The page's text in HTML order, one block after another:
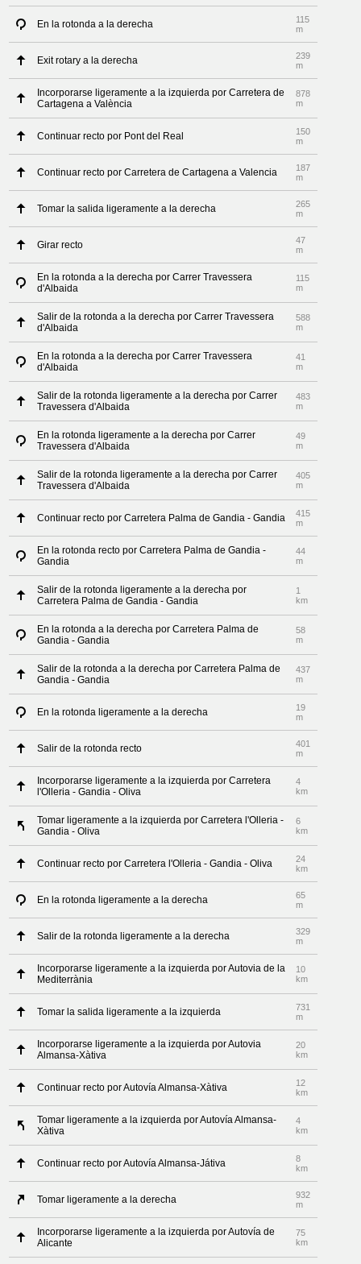
En la rotonda a la derecha
115
m
Exit rotary a la derecha
239
m
Incorporarse ligeramente a la izquierda por Carretera de
Cartagena a València
878
m
Continuar recto por Pont del Real
150
m
Continuar recto por Carretera de Cartagena a Valencia
187
m
Tomar la salida ligeramente a la derecha
265
m
Girar recto
47
m
En la rotonda a la derecha por Carrer Travessera
d'Albaida
115
m
Salir de la rotonda a la derecha por Carrer Travessera
d'Albaida
588
m
En la rotonda a la derecha por Carrer Travessera
d'Albaida
41
m
Salir de la rotonda ligeramente a la derecha por Carrer
Travessera d'Albaida
483
m
En la rotonda ligeramente a la derecha por Carrer
Travessera d'Albaida
49
m
Salir de la rotonda ligeramente a la derecha por Carrer
Travessera d'Albaida
405
m
Continuar recto por Carretera Palma de Gandia - Gandia
415
m
En la rotonda recto por Carretera Palma de Gandia -
Gandia
44
m
Salir de la rotonda ligeramente a la derecha por
Carretera Palma de Gandia - Gandia
1
km
En la rotonda a la derecha por Carretera Palma de
Gandia - Gandia
58
m
Salir de la rotonda a la derecha por Carretera Palma de
Gandia - Gandia
437
m
En la rotonda ligeramente a la derecha
19
m
Salir de la rotonda recto
401
m
Incorporarse ligeramente a la izquierda por Carretera
l'Olleria - Gandia - Oliva
4
km
Tomar ligeramente a la izquierda por Carretera l'Olleria -
Gandia - Oliva
6
km
Continuar recto por Carretera l'Olleria - Gandia - Oliva
24
km
En la rotonda ligeramente a la derecha
65
m
Salir de la rotonda ligeramente a la derecha
329
m
Incorporarse ligeramente a la izquierda por Autovia de la
Mediterrània
10
km
Tomar la salida ligeramente a la izquierda
731
m
Incorporarse ligeramente a la izquierda por Autovia
Almansa-Xàtiva
20
km
Continuar recto por Autovía Almansa-Xàtiva
12
km
Tomar ligeramente a la izquierda por Autovía Almansa-
Xàtiva
4
km
Continuar recto por Autovía Almansa-Játiva
8
km
Tomar ligeramente a la derecha
932
m
Incorporarse ligeramente a la izquierda por Autovía de
Alicante
75
km